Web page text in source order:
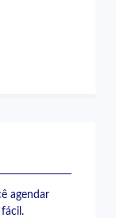
agendar